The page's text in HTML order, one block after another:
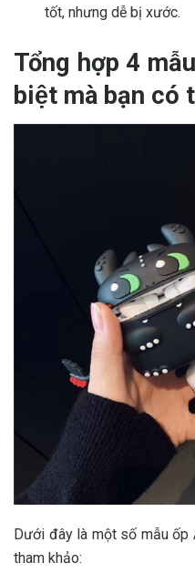
tốt, nhưng dễ bị xước.
Tổng hợp 4
biệt mà bạn có
Dưới đây là một số mẫu
tham khảo: